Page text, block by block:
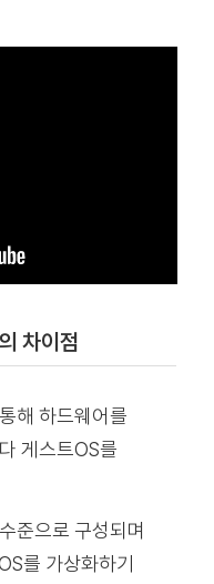
차이점
해 하드웨어를
게스트OS를
준으로 구성되며
를 가상화하기